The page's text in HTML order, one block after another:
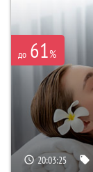
до 61%
20:03:24